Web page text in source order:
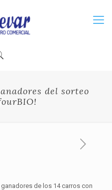
del sorteo
de los 14 carros con